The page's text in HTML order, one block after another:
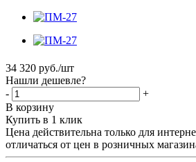
34 320 руб./шт
Нашли дешевле?
-
+
В корзину
Купить в 1 клик
Цена действительна только для
отличаться от цен в розничных